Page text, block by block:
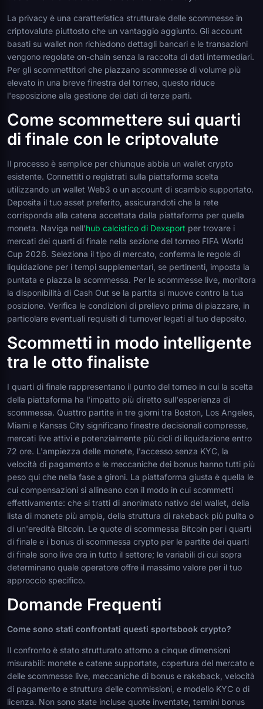
La privacy è una caratteristica strutturale delle scommesse in
criptovalute piuttosto che un vantaggio aggiunto. Gli account
basati su wallet non richiedono dettagli bancari e le transazioni
vengono regolate on-chain senza la raccolta di dati intermediari.
Per gli scommettitori che piazzano scommesse di volume più
elevato in una breve finestra del torneo, questo riduce
l'esposizione alla gestione dei dati di terze parti.
Come scommettere sui quarti
di finale con le criptovalute
Il processo è semplice per chiunque abbia un wallet crypto
esistente. Connettiti o registrati sulla piattaforma scelta
utilizzando un wallet Web3 o un account di scambio supportato.
Deposita il tuo asset preferito, assicurandoti che la rete
corrisponda alla catena accettata dalla piattaforma per quella
moneta. Naviga nell'hub calcistico di Dexsport per trovare i
mercati dei quarti di finale nella sezione del torneo FIFA World
Cup 2026. Seleziona il tipo di mercato, conferma le regole di
liquidazione per i tempi supplementari, se pertinenti, imposta la
puntata e piazza la scommessa. Per le scommesse live, monitora
la disponibilità di Cash Out se la partita si muove contro la tua
posizione. Verifica le condizioni di prelievo prima di piazzare, in
particolare eventuali requisiti di turnover legati al tuo deposito.
Scommetti in modo intelligente
tra le otto finaliste
I quarti di finale rappresentano il punto del torneo in cui la scelta
della piattaforma ha l'impatto più diretto sull'esperienza di
scommessa. Quattro partite in tre giorni tra Boston, Los Angeles,
Miami e Kansas City significano finestre decisionali compresse,
mercati live attivi e potenzialmente più cicli di liquidazione entro
72 ore. L'ampiezza delle monete, l'accesso senza KYC, la
velocità di pagamento e le meccaniche dei bonus hanno tutti più
peso qui che nella fase a gironi. La piattaforma giusta è quella le
cui compensazioni si allineano con il modo in cui scommetti
effettivamente: che si tratti di anonimato nativo del wallet, della
lista di monete più ampia, della struttura di rakeback più pulita o
di un'eredità Bitcoin. Le quote di scommessa Bitcoin per i quarti
di finale e i bonus di scommessa crypto per le partite dei quarti
di finale sono live ora in tutto il settore; le variabili di cui sopra
determinano quale operatore offre il massimo valore per il tuo
approccio specifico.
Domande Frequenti
Come sono stati confrontati questi sportsbook crypto?
Il confronto è stato strutturato attorno a cinque dimensioni
misurabili: monete e catene supportate, copertura del mercato e
delle scommesse live, meccaniche di bonus e rakeback, velocità
di pagamento e struttura delle commissioni, e modello KYC o di
licenza. Non sono state incluse quote inventate, termini bonus